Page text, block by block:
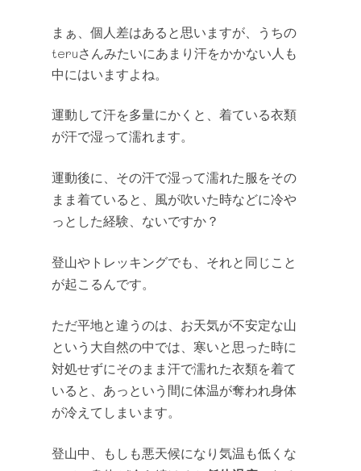
まぁ、個人差はあると思いますが、うちの
teruさんみたいにあまり汗をかかない人も
中にはいますよね。
運動して汗を多量にかくと、着ている衣類
が汗で湿って濡れます。
運動後に、その汗で湿って濡れた服をその
まま着ていると、風が吹いた時などに冷や
っとした経験、ないですか？
登山やトレッキングでも、それと同じこと
が起こるんです。
ただ平地と違うのは、お天気が不安定な山
という大自然の中では、寒いと思った時に
対処せずにそのまま汗で濡れた衣類を着て
いると、あっという間に体温が奪われ身体
が冷えてしまいます。
登山中、もしも悪天候になり気温も低くな